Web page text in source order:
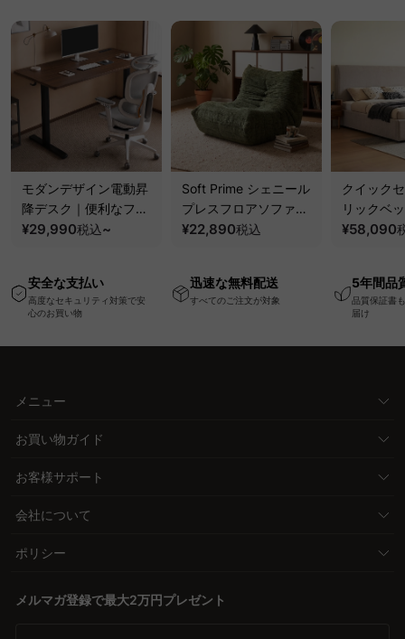
モダンデザイン電動昇
降デスク｜便利なフッ
ク・コンセント・
ー機能搭載ワークデス
ク
¥29,990税込~
Soft Prime シェニール
プレスフロアソファ｜
圧縮梱包で搬入しやす
ァ
¥22,890税込
クイック
リックベ
要で組み
¥58,090
安全な支払い
高度なセキュリティ対策で安
心のお買い物
迅速な無料配送
すべてのご注文が対象
5年間品
品質保証書
届け
メニュー
お買い物ガイド
お客様サポート
会社について
ポリシー
メルマガ登録で最大2万円プレゼント